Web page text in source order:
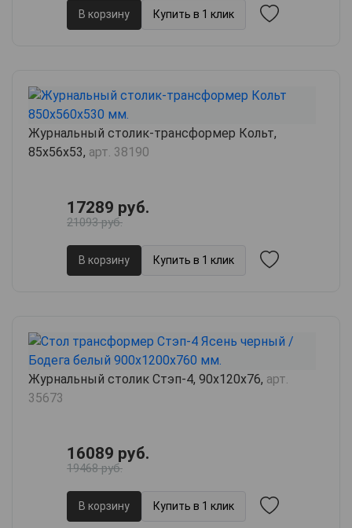
В корзину Купить в 1 клик
Журнальный столик-трансформер Кольт,
85х56х53, арт. 38190
17289 руб.
21093 руб.
В корзину Купить в 1 клик
Журнальный столик Стэп-4, 90х120х76, арт.
35673
16089 руб.
19468 руб.
В корзину Купить в 1 клик